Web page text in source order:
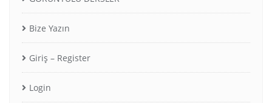
Bize Yazın
Giriş – Register
Login